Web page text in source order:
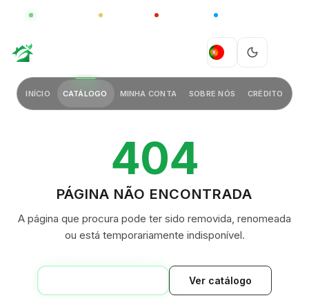
CHINA
PT
INÍCIO CATÁLOGO MINHA CONTA SOBRE NÓS CRÉDITO
404
PÁGINA NÃO ENCONTRADA
A página que procura pode ter sido removida, renomeada
ou está temporariamente indisponível.
Ver catálogo